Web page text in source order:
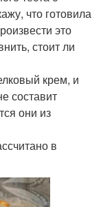
что готовила
это
стоит ли
крем, и
составит
они из
в